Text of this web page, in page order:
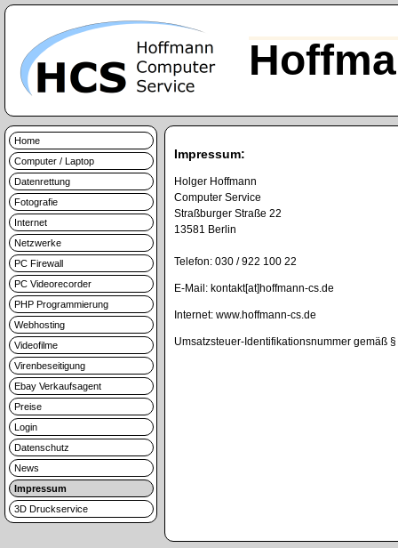
Home
Computer / Laptop
Datenrettung
Fotografie
Internet
Netzwerke
PC Firewall
PC Videorecorder
PHP Programmierung
Webhosting
Videofilme
Virenbeseitigung
Ebay Verkaufsagent
Preise
Login
Datenschutz
News
Impressum
3D Druckservice
Impressum:
Holger Hoffmann
Computer Service
Straßburger Straße 22
13581 Berlin
Telefon: 030 / 922 100 22
E-Mail: kontakt[at]hoffmann-cs.de
Internet: www.hoffmann-cs.de
Umsatzsteuer-Identifikationsnummer gemäß